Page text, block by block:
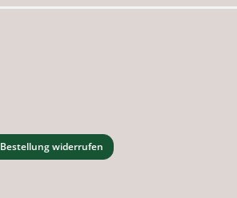
Bestellung widerrufen